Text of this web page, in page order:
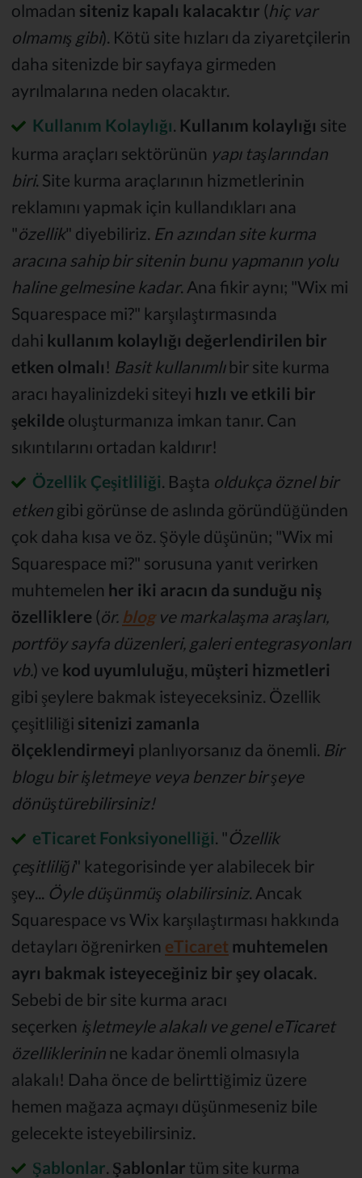
olmadan siteniz kapalı kalacaktır (hiç var
olmamış gibi). Kötü site hızları da ziyaretçilerin
daha sitenizde bir sayfaya girmeden
ayrılmalarına neden olacaktır.
Kullanım Kolaylığı Kullanım kolaylığı site
kurma araçları sektörünün yapı taşlarından
biri. Site kurma araçlarının hizmetlerinin
reklamını yapmak için kullandıkları ana
"özellik" diyebiliriz. En azından site kurma
aracına sahip bir sitenin bunu yapmanın yolu
haline gelmesine kadar. Ana fikir aynı; "Wix mi
Squarespace mi?" karşılaştırmasında
dahi kullanım kolaylığı değerlendirilen bir
etken olmalı ! Basit kullanımlı bir site kurma
aracı hayalinizdeki siteyi hızlı ve etkili bir
şekilde oluşturmanıza imkan tanır. Can
sıkıntılarını ortadan kaldırır!
Özellik Çeşitliliği . Başta oldukça öznel bir
etken gibi görünse de aslında göründüğünden
çok daha kısa ve öz. Şöyle düşünün; "Wix mi
Squarespace mi?" sorusuna yanıt verirken
muhtemelen her iki aracın da sunduğu niş
özelliklere (ör. blogve markalaşma araşları,
portföy sayfa düzenleri, galeri entegrasyonları
vb. ) ve kod uyumluluğu müşteri hizmetleri
gibi şeylere bakmak isteyeceksiniz. Özellik
çeşitliliği sitenizi zamanla
ölçeklendirmeyi planlıyorsanız da önemli. Bir
blogu bir işletmeye veya benzer bir şeye
dönüştürebilirsiniz!
eTicaret Fonksiyonelliği . "Özellik
çeşitliliği" kategorisinde yer alabilecek bir
şey...
Öyle düşünmüş olabilirsiniz. Ancak
Squarespace vs Wix karşılaştırması hakkında
detayları öğrenirken eTicaret muhtemelen
ayrı bakmak isteyeceğiniz bir şey olacak
Sebebi de bir site kurma aracı
seçerken işletmeyle alakalı ve genel eTicaret
özelliklerinin ne kadar önemli olmasıyla
alakalı! Daha önce de belirttiğimiz üzere
hemen mağaza açmayı düşünmeseniz bile
gelecekte isteyebilirsiniz.
Şablonlar Şablonlar tüm site kurma